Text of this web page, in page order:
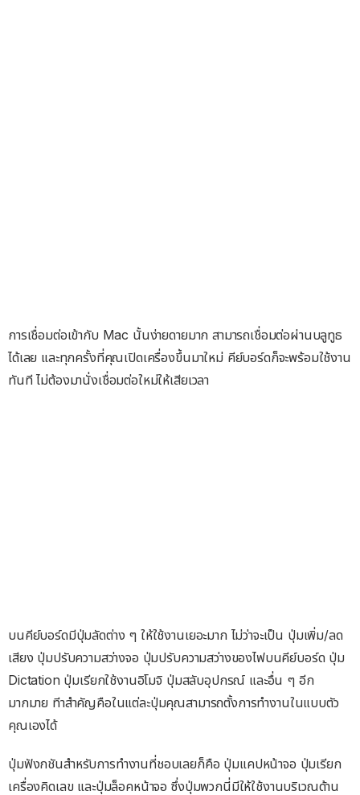
การเชื่อมต่อเข้ากับ Mac นั้นง่ายดายมาก สามารถเชื่อมต่อผ่านบลูทูธ
ได้เลย และทุกครั้งที่คุณเปิดเครื่องขึ้นมาใหม่ คีย์บอร์ดก็จะพร้อมใช้งาน
ทันที ไม่ต้องมานั่งเชื่อมต่อใหม่ให้เสียเวลา
บนคีย์บอร์ดมีปุ่มลัดต่าง ๆ ให้ใช้งานเยอะมาก ไม่ว่าจะเป็น ปุ่มเพิ่ม/ลด
เสียง ปุ่มปรับความสว่างจอ ปุ่มปรับความสว่างของไฟบนคีย์บอร์ด ปุ่ม
Dictation ปุ่มเรียกใช้งานอิโมจิ ปุ่มสลับอุปกรณ์ และอื่น ๆ อีก
มากมาย ทีาสำคัญคือในแต่ละปุ่มคุณสามารถตั้งการทำงานในแบบตัว
คุณเองได้
ปุ่มฟังกชันสำหรับการทำงานที่ชอบเลยก็คือ ปุ่มแคปหน้าจอ ปุ่มเรียก
เครื่องคิดเลข และปุ่มล็อคหน้าจอ ซึ่งปุ่มพวกนี่มีให้ใช้งานบริเวณด้าน